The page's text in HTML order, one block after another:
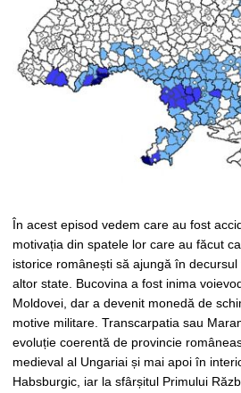
În acest episod vedem care au fost
motivația din spatele lor care au făcut
istorice românești să ajungă în
altor state. Bucovina a fost inima
Moldovei, dar a devenit monedă de
motive militare. Transcarpatia sau
evoluție coerentă de provincie
medieval al Ungariai și mai apoi în
Habsburgic, iar la sfârșitul Primului